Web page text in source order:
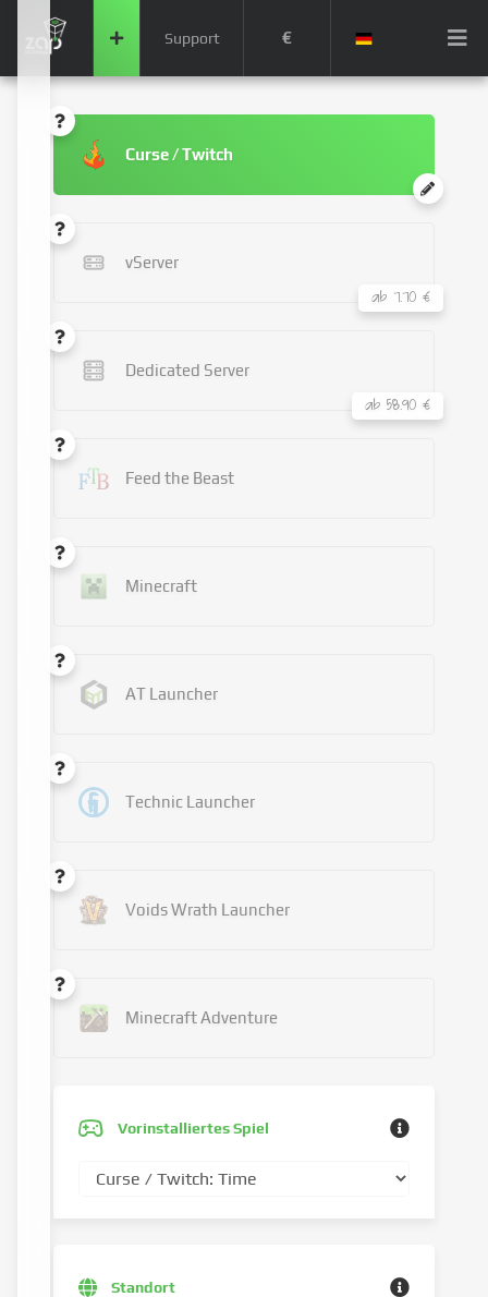
Support €
Curse / Twitch
vServer
ab 7.70 €
Dedicated Server
ab 58.90 €
Feed the Beast
Minecraft
AT Launcher
Technic Launcher
Voids Wrath Launcher
Minecraft Adventure
Vorinstalliertes Spiel
Standort